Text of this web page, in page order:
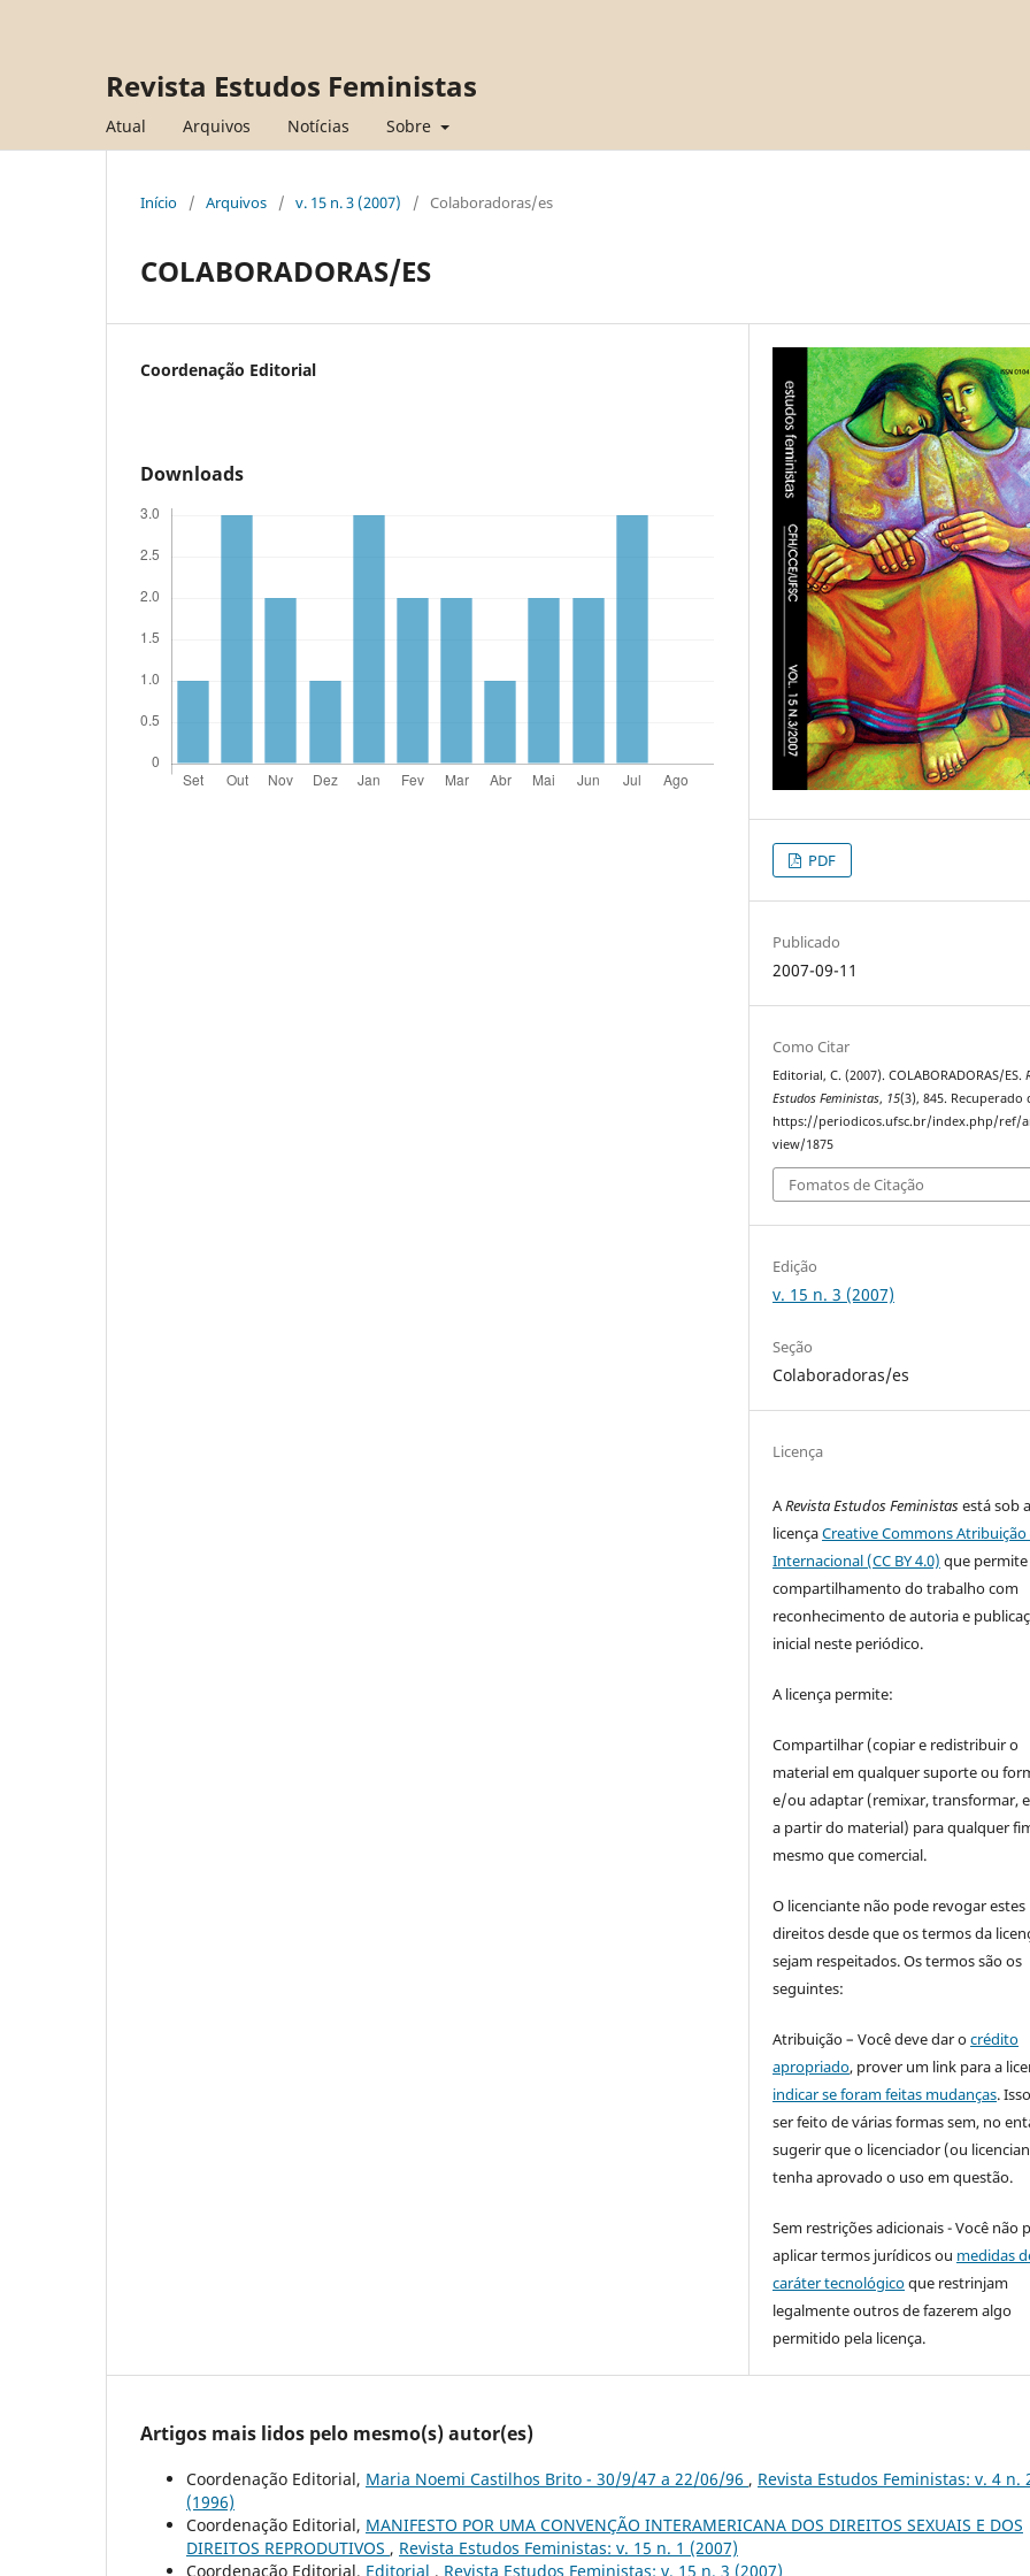
Revista Estudos Feministas
Atual Arquivos Notícias Sobre
Início / Arquivos / v. 15 n. 3 (2007) / Colaboradoras/es
COLABORADORAS/ES
Coordenação Editorial
Downloads
PDF
Publicado
2007-09-11
Como Citar
Editorial, C. (2007). COLABORADORAS/ES.
Estudos Feministas, 15(3), 845. Recuperado
https://periodicos.ufsc.br/index.php/ref/
view/1875
Fomatos de Citação
Edição
v. 15 n. 3 (2007)
Seção
Colaboradoras/es
Licença
ARevista Estudos Feministasestá sob a
licençaCreative Commons Atribuição
Internacional (CC BY 4.0) que
compartilhamento do trabalho com
reconhecimento de autoria e
inicial neste periódico.
A licença permite:
Compartilhar (copiar e redistribuir o
material em qualquer suporte ou
e/ou adaptar (remixar, transformar,
a partir do material) para qualquer
mesmo que comercial.
O licenciante não pode revogar estes
direitos desde que os termos da
sejam respeitados. Os termos são os
seguintes:
Atribuição – Você deve dar ocrédito
apropriado, prover um link para a
indicar se foram feitas mudanças.
ser feito de várias formas sem, no
sugerir que o licenciador (ou
tenha aprovado o uso em questão.
Sem restrições adicionais - Você não
aplicar termos jurídicos ou medidas
caráter tecnológicoque restrinjam
legalmente outros de fazerem algo
permitido pela licença.
Artigos mais lidos pelo mesmo(s) autor(es)
Coordenação Editorial, Maria Noemi Castilhos Brito - 30/9/47 a 22/06/96 , Revista Estudos Feministas: v. 4 n.
(1996)
Coordenação Editorial, MANIFESTO POR UMA CONVENÇÃO INTERAMERICANA DOS DIREITOS SEXUAIS E DOS
DIREITOS REPRODUTIVOS , Revista Estudos Feministas: v. 15 n. 1 (2007)
Coordenação Editorial, Editorial , Revista Estudos Feministas: v. 15 n. 3 (2007)